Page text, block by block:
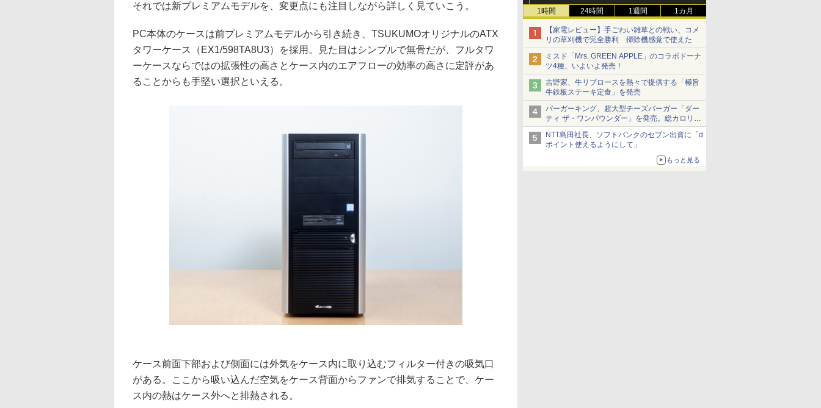
1時間 24時間 1週間 1カ月
【家電レビュー】手ごわい雑草との戦い、コメ
リの草刈機で完全勝利 掃除機感覚で使えた
ミスド「Mrs. GREEN APPLE」のコラボドーナ
ツ4種、いよいよ発売！
吉野家、牛リブロースを熱々で提供する「極旨
牛鉄板ステーキ定食」を発売
バーガーキング、超大型チーズバーガー「ダー
ティ ザ・ワンパウンダー」を発売。総カロリー
約1656kcal、総重量約527g！
NTT島田社長、ソフトバンクのセブン出資に「d
ポイント使えるようにして」
もっと見る
それでは新プレミアムモデルを、変更点にも注目しながら詳しく見ていこう。
PC本体のケースは前プレミアムモデルから引き続き、TSUKUMOオリジナルのATX
タワーケース（EX1/598TA8U3）を採用。見た目はシンプルで無骨だが、フルタワ
ーケースならではの拡張性の高さとケース内のエアフローの効率の高さに定評があ
ることからも手堅い選択といえる。
ケース前面下部および側面には外気をケース内に取り込むフィルター付きの吸気口
がある。ここから吸い込んだ空気をケース背面からファンで排気することで、ケー
ス内の熱はケース外へと排熱される。